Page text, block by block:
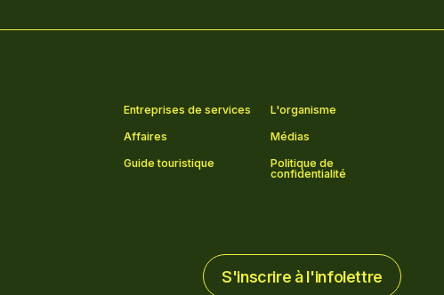
Entreprises de services
L'organisme
Affaires
Médias
Guide touristique
Politique de
confidentialité
S'inscrire à l'infolettre